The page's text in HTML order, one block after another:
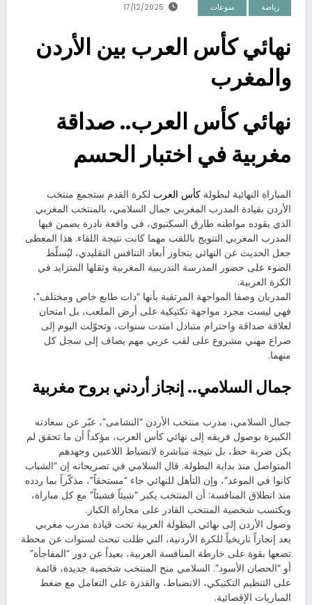
رياضة منوعات 17/12/2025
نهائي كأس العرب بين الأردن
والمغرب
نهائي كأس العرب.. صداقة
مغربية في اختبار الحسم
المباراة النهائية لبطولة كأس العرب لكرة القدم ستجمع منتخب
الأردن بقيادة المدرب المغربي جمال السلامي، بالمنتخب المغربي
الذي يقوده مواطنه طارق السكتيوي، في واقعة نادرة يضمن فيها
المدرب المغربي التتويج باللقب مهما كانت نتيجة اللقاء. هذا المعطى
جعل الحديث عن النهائي يتجاوز أبعاد التنافس التقليدي، ليُسلّط
الضوء على حضور المدرسة التدريبية المغربية وثقلها المتزايد في
الكرة العربية.
المدربان وصفا المواجهة المرتقبة بأنها “ذات طابع خاص ومختلف”،
فهي ليست مجرد مواجهة تكتيكية على أرض الملعب، بل امتحان
لعلاقة صداقة واحترام متبادل امتدت سنوات، وتحوّلت اليوم إلى
صراع مهني مشروع على لقب عربي مهم يضاف إلى سجل كل
منهما.
جمال السلامي.. إنجاز أردني بروح مغربية
جمال السلامي، مدرب منتخب الأردن “النشامى”، عبّر عن سعادته
الكبيرة بوصول فريقه إلى نهائي كأس العرب، مؤكداً أن ما تحقق لم
يكن ضربة حظ، بل نتيجة مباشرة لانضباط اللاعبين وجهدهم
المتواصل منذ بداية البطولة. قال السلامي في تصريحاته إن “الشباب
كانوا في الموعد”، وإن التأهل للنهائي جاء “مستحقاً”، مذكّراً بما ردده
منذ انطلاق المنافسة: أن المنتخب يكبر “شيئاً فشيئاً” مع كل مباراة،
ويكتسب شخصية المنتخب القادر على مجاراة الكبار.
وصول الأردن إلى نهائي البطولة العربية تحت قيادة مدرب مغربي
يعد إنجازاً تاريخياً للكرة الأردنية، التي ظلت تبحث لسنوات عن محطة
تضعها بقوة على خارطة المنافسة العربية، بعيداً عن دور “المفاجأة”
أو “الحصان الأسود”. السلامي منح المنتخب شخصية جديدة، قائمة
على التنظيم التكتيكي، الانضباط، والقدرة على التعامل مع ضغط
المباريات الإقصائية.